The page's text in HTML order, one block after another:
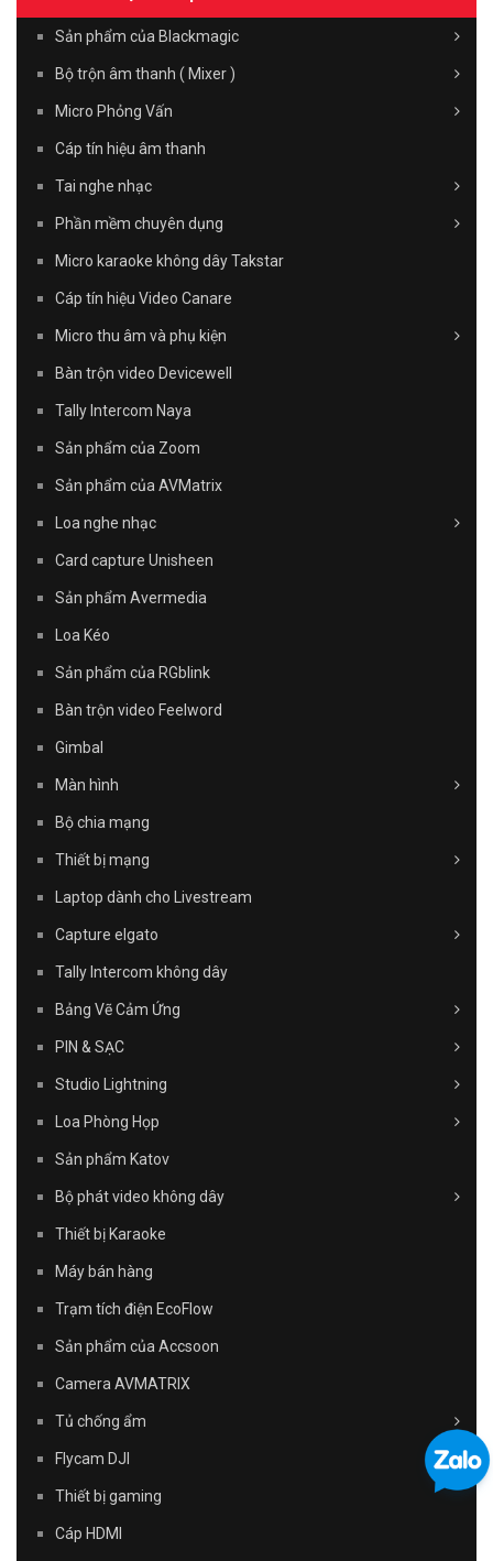
Sản phẩm của Blackmagic
Bộ trộn âm thanh ( Mixer )
Micro Phỏng Vấn
Cáp tín hiệu âm thanh
Tai nghe nhạc
Phần mềm chuyên dụng
Micro karaoke không dây Takstar
Cáp tín hiệu Video Canare
Micro thu âm và phụ kiện
Bàn trộn video Devicewell
Tally Intercom Naya
Sản phẩm của Zoom
Sản phẩm của AVMatrix
Loa nghe nhạc
Card capture Unisheen
Sản phẩm Avermedia
Loa Kéo
Sản phẩm của RGblink
Bàn trộn video Feelword
Gimbal
Màn hình
Bộ chia mạng
Thiết bị mạng
Laptop dành cho Livestream
Capture elgato
Tally Intercom không dây
Bảng Vẽ Cảm Ứng
PIN & SẠC
Studio Lightning
Loa Phòng Họp
Sản phẩm Katov
Bộ phát video không dây
Thiết bị Karaoke
Máy bán hàng
Trạm tích điện EcoFlow
Sản phẩm của Accsoon
Camera AVMATRIX
Tủ chống ẩm
Flycam DJI
Thiết bị gaming
Cáp HDMI